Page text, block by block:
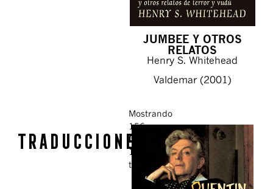
Traducciones
Mostrando
156
de
156
títulos
Ordenar por:
JUMBEE Y OTROS
RELATOS
Henry S. Whitehead
Valdemar (2001)